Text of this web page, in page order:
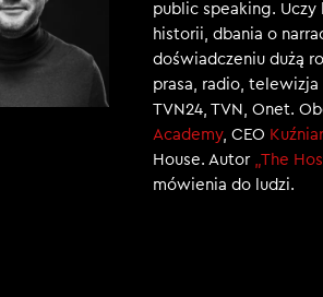
public speaking.
historii, dbania o
doświadczeniu dużą
prasa, radio, telewizja
TVN24, TVN, Onet.
Academy, CEO
House. Autor „The
mówienia do ludzi.